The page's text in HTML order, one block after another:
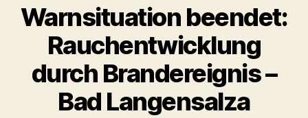
Warnsituation beendet:
Rauchentwicklung
durch Brandereignis –
Bad Langensalza